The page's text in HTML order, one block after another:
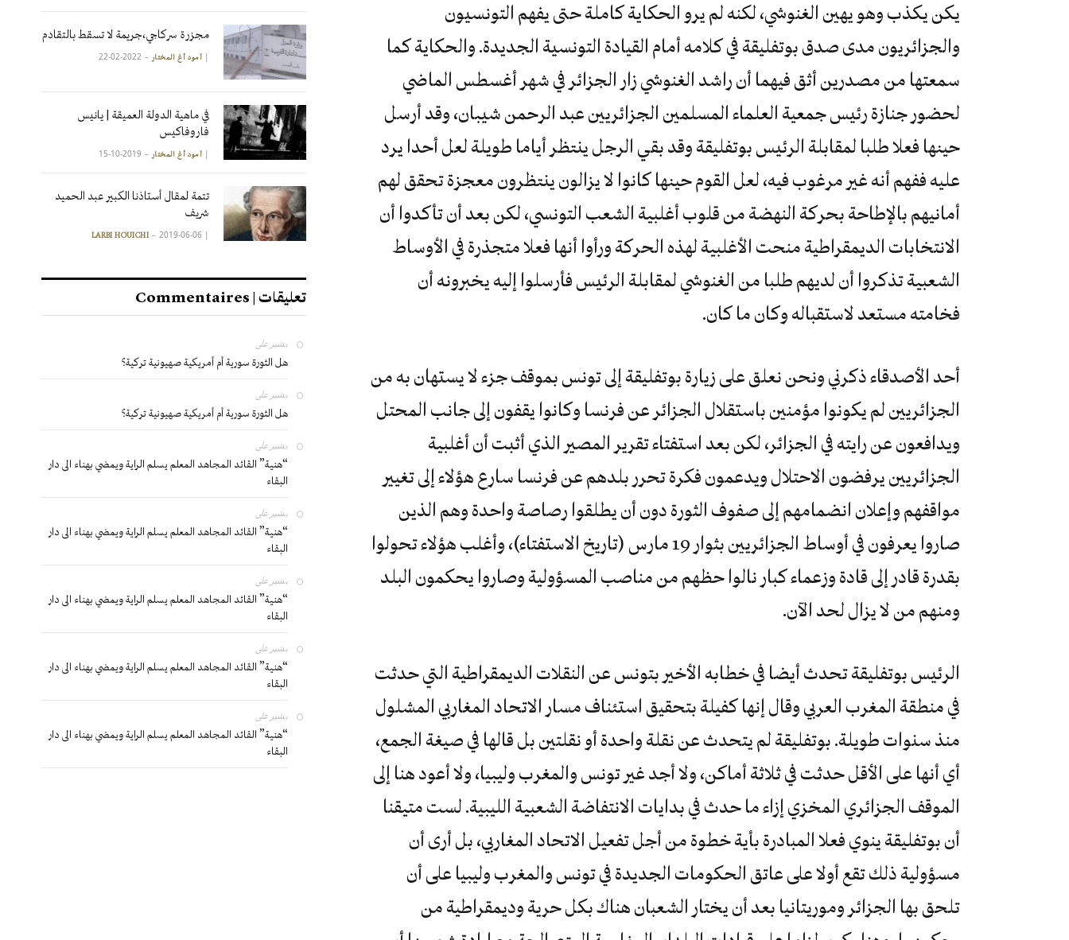
يكن يكذب وهو يهين الغنوشي، لكنه لم يرو الحكاية كاملة حتى يفهم التونسيون
والجزائريون مدى صدق بوتفليقة في كلامه أمام القيادة التونسية الجديدة. والحكاية كما
سمعتها من مصدرين أثق فيهما أن راشد الغنوشي زار الجزائر في شهر أغسطس الماضي
لحضور جنازة رئيس جمعية العلماء المسلمين الجزائريين عبد الرحمن شيبان، وقد أرسل
حينها فعلا طلبا لمقابلة الرئيس بوتفليقة وقد بقي الرجل ينتظر أياما طويلة لعل أحدا يرد
عليه ففهم أنه غير مرغوب فيه، لعل القوم حينها كانوا لا يزالون ينتظرون معجزة تحقق لهم
أمانيهم بالإطاحة بحركة النهضة من قلوب أغلبية الشعب التونسي، لكن بعد أن تأكدوا أن
الانتخابات الديمقراطية منحت الأغلبية لهذه الحركة ورأوا أنها فعلا متجذرة في الأوساط
الشعبية تذكروا أن لديهم طلبا من الغنوشي لمقابلة الرئيس فأرسلوا إليه يخبرونه أن
فخامته مستعد لاستقباله وكان ما كان.
أحد الأصدقاء ذكرني ونحن نعلق على زيارة بوتفليقة إلى تونس بموقف جزء لا يستهان به من
الجزائريين لم يكونوا مؤمنين باستقلال الجزائر عن فرنسا وكانوا يقفون إلى جانب المحتل
ويدافعون عن رايته في الجزائر، لكن بعد استفتاء تقرير المصير الذي أثبت أن أغلبية
الجزائريين يرفضون الاحتلال ويدعمون فكرة تحرر بلدهم عن فرنسا سارع هؤلاء إلى تغيير
مواقفهم وإعلان انضمامهم إلى صفوف الثورة دون أن يطلقوا رصاصة واحدة وهم الذين
صاروا يعرفون في أوساط الجزائريين بثوار 19 مارس (تاريخ الاستفتاء)، وأغلب هؤلاء تحولوا
بقدرة قادر إلى قادة وزعماء كبار نالوا حظهم من مناصب المسؤولية وصاروا يحكمون البلد
ومنهم من لا يزال لحد الآن.
الرئيس بوتفليقة تحدث أيضا في خطابه الأخير بتونس عن النقلات الديمقراطية التي حدثت
في منطقة المغرب العربي وقال إنها كفيلة بتحقيق استئناف مسار الاتحاد المغاربي المشلول
منذ سنوات طويلة. بوتفليقة لم يتحدث عن نقلة واحدة أو نقلتين بل قالها في صيغة الجمع،
أي أنها على الأقل حدثت في ثلاثة أماكن، ولا أجد غير تونس والمغرب وليبيا، ولا أعود هنا إلى
الموقف الجزائري المخزي إزاء ما حدث في بدايات الانتفاضة الشعبية الليبية. لست متيقنا
أن بوتفليقة ينوي فعلا المبادرة بأية خطوة من أجل تفعيل الاتحاد المغاربي، بل أرى أن
مسؤولية ذلك تقع أولا على عاتق الحكومات الجديدة في تونس والمغرب وليبيا على أن
تلحق بها الجزائر وموريتانيا بعد أن يختار الشعبان هناك بكل حرية وديمقراطية من
مجزرة سركاجي،جريمة لا تسقط بالتقادم
| آمود أغ المختار 2022-02-22
في ماهية الدولة العميقة | يانيس
فاروفاكيس
| آمود أغ المختار 2019-10-15
تتمة لمقال أستاذنا الكبير عبد الحميد
شريف
|
LARBI HOUICHI 2019-06-06
تعليقات | Commentaires
بشير على
هل الثورة سورية أم أمريكية صهيونية تركية؟
بشير على
هل الثورة سورية أم أمريكية صهيونية تركية؟
بشير على
“هنية” القائد المجاهد المعلم يسلم الراية ويمضي بهناء الى دار
البقاء
بشير على
“هنية” القائد المجاهد المعلم يسلم الراية ويمضي بهناء الى دار
البقاء
بشير على
“هنية” القائد المجاهد المعلم يسلم الراية ويمضي بهناء الى دار
البقاء
بشير على
“هنية” القائد المجاهد المعلم يسلم الراية ويمضي بهناء الى دار
البقاء
بشير على
“هنية” القائد المجاهد المعلم يسلم الراية ويمضي بهناء الى دار
البقاء